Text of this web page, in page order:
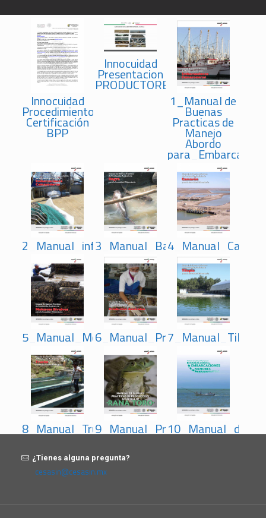
Innocuidad
Procedimiento
Certificación
BPP
Innocuidad
Presentacion
PRODUCTORES
1_Manual de
Buenas
Practicas de
Manejo
Abordo
3_Manual_Bagre
5_Manual_Moluscos_Bivalvos7_Manual_Tilapia
8_Manual_Trucha
¿Tienes alguna pregunta?
cesasin@cesasin.mx